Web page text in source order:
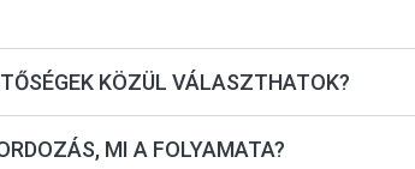
KÖZÜL VÁLASZTHATOK?
MI A FOLYAMATA?